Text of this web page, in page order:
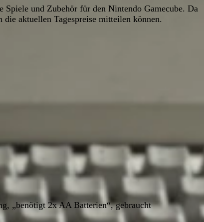
und Zubehör für den Nintendo Gamecube. Da
aktuellen Tagespreise mitteilen können.
„benötigt 2x AA Batterien“, gebraucht